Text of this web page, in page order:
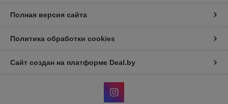
Полная версия сайта
Политика обработки cookies
Сайт создан на платформе Deal.by